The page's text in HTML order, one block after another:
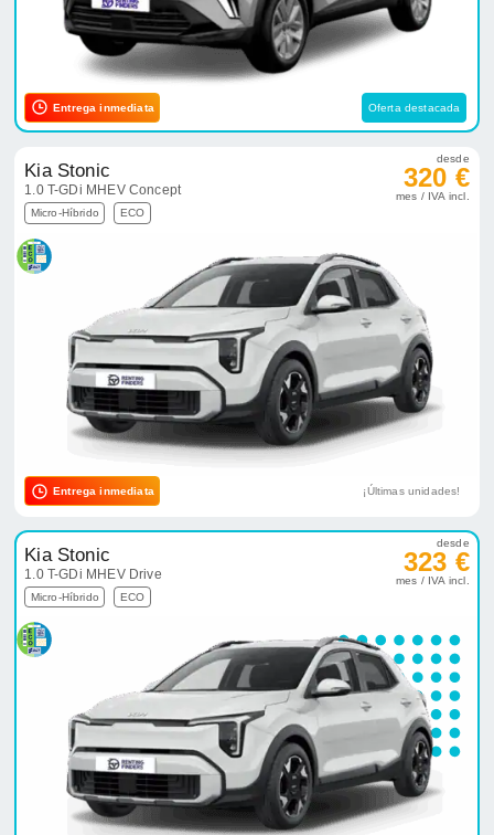
Entrega inmediata Oferta destacada
Kia Stonic
1.0 T-GDi MHEV Concept
Micro-Híbrido ECO
desde
320 €
mes / IVA incl.
Entrega inmediata ¡Últimas unidades!
Kia Stonic
1.0 T-GDi MHEV Drive
Micro-Híbrido ECO
desde
323 €
mes / IVA incl.